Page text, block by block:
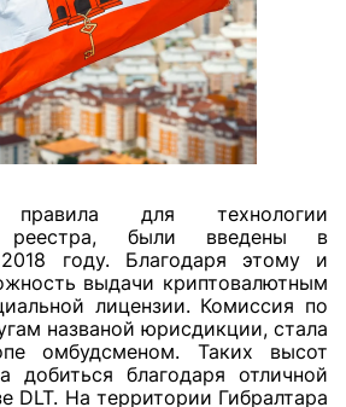
для технологии
реестра, были введены в
году. Благодаря этому и
выдачи криптовалютным
лицензии. Комиссия по
названой юрисдикции, стала
омбудсменом. Таких высот
добиться благодаря отличной
DLT. На территории Гибралтара